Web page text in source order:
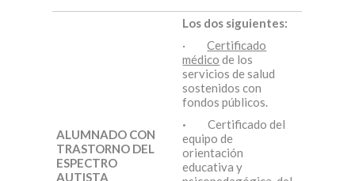
ALUMNADO CON
TRASTORNO DEL
ESPECTRO
AUTISTA
Los dos siguientes:
·Certificado
médico de los
servicios de salud
sostenidos con
fondos públicos.
·Certificado del
equipo de
orientación
educativa y